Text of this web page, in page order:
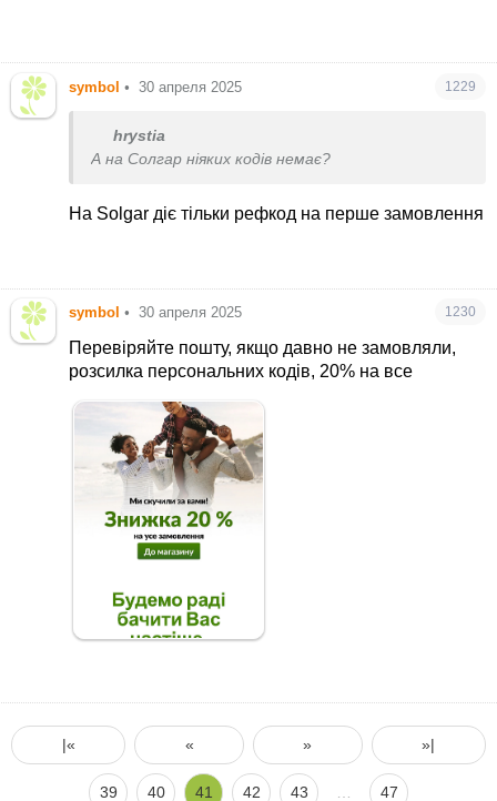
symbol • 30 апреля 2025 1229
hrystia
А на Солгар ніяких кодів немає?
На Solgar діє тільки рефкод на перше замовлення
symbol • 30 апреля 2025 1230
Перевіряйте пошту, якщо давно не замовляли,
розсилка персональних кодів, 20% на все
|« « » »|
39 40 41 42 43 … 47